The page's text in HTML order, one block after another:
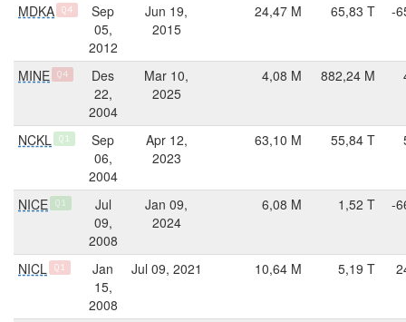
MDKA Q4
Sep
05,
2012
Jun 19,
2015
24,47 M 65,83 T -
MINE Q4
Des
22,
2004
Mar 10,
2025
4,08 M 882,24 M
NCKL Q1
Sep
06,
2004
Apr 12,
2023
63,10 M 55,84 T
NICE Q1
Jul
09,
2008
Jan 09,
2024
6,08 M 1,52 T -
NICL Q1
Jan
15,
2008
Jul 09, 2021 10,64 M 5,19 T